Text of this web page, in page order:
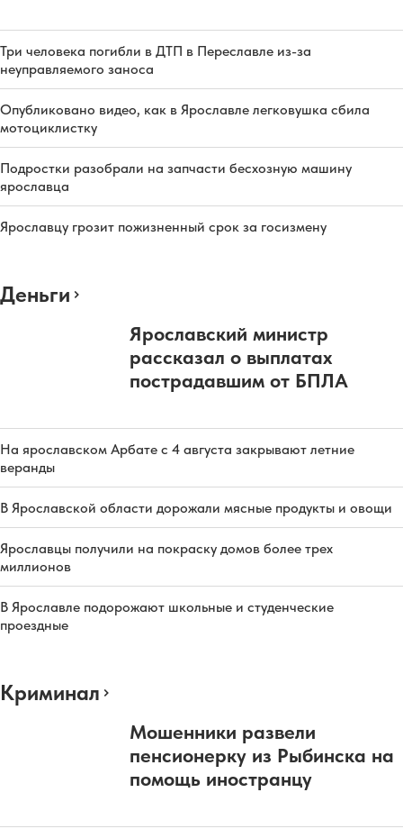
Три человека погибли в ДТП в Переславле из-за
неуправляемого заноса
Опубликовано видео, как в Ярославле легковушка сбила
мотоциклистку
Подростки разобрали на запчасти бесхозную машину
ярославца
Ярославцу грозит пожизненный срок за госизмену
Деньги
Ярославский министр
рассказал о выплатах
пострадавшим от БПЛА
На ярославском Арбате с 4 августа закрывают летние
веранды
В Ярославской области дорожали мясные продукты и овощи
Ярославцы получили на покраску домов более трех
миллионов
В Ярославле подорожают школьные и студенческие
проездные
Криминал
Мошенники развели
пенсионерку из Рыбинска на
помощь иностранцу